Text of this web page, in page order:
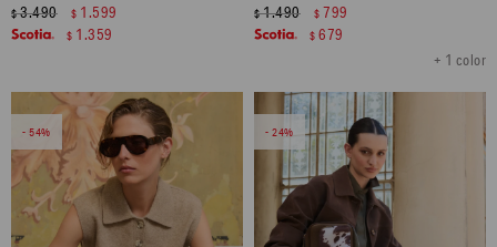
$3.490 $ 1.599
$ 1.359
+ 1 color
$1.490 $ 799
$ 679
54 24